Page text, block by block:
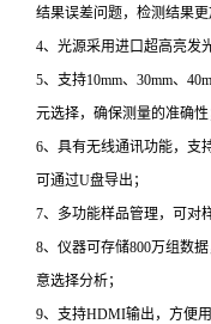
结果误差问题，检测结果更
4、光源采用进口超高亮发
5、支持10mm、30mm、
元选择，确保测量的准确性
6、具有无线通讯功能，支
可通过U盘导出；
7、多功能样品管理，可对
8、仪器可存储800万组数
意选择分析；
9、支持HDMI输出，方便